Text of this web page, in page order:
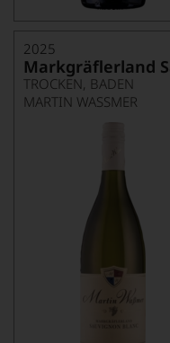
2025
Markgräflerland
TROCKEN, BADEN
MARTIN WASSMER